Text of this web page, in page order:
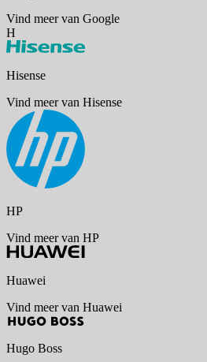
Vind meer van Google
H
Hisense
Vind meer van Hisense
HP
Vind meer van HP
Huawei
Vind meer van Huawei
Hugo Boss